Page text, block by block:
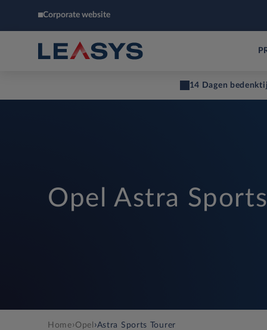
Corporate website
14 Dagen
Opel Astra
Home›Opel ›Astra Sports Tourer